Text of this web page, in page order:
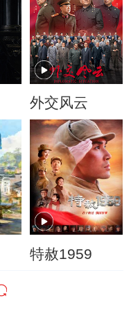
外交风云
特赦1959